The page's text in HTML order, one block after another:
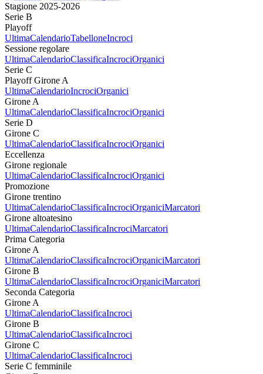
Stagione 2025-2026
Serie B
Playoff
UltimaCalendarioTabelloneIncroci
Sessione regolare
UltimaCalendarioClassificaIncrociOrganici
Serie C
Playoff Girone A
UltimaCalendarioIncrociOrganici
Girone A
UltimaCalendarioClassificaIncrociOrganici
Serie D
Girone C
UltimaCalendarioClassificaIncrociOrganici
Eccellenza
Girone regionale
UltimaCalendarioClassificaIncrociOrganici
Promozione
Girone trentino
UltimaCalendarioClassificaIncrociOrganiciMarcatori
Girone altoatesino
UltimaCalendarioClassificaIncrociMarcatori
Prima Categoria
Girone A
UltimaCalendarioClassificaIncrociOrganiciMarcatori
Girone B
UltimaCalendarioClassificaIncrociOrganiciMarcatori
Seconda Categoria
Girone A
UltimaCalendarioClassificaIncroci
Girone B
UltimaCalendarioClassificaIncroci
Girone C
UltimaCalendarioClassificaIncroci
Serie C femminile